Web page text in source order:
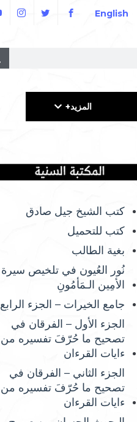
English
المزيد+
كتب الشيخ جيل صادق
كتب للتحميل
بغية الطالب
نُور العُيون في تلخيص سيرة
الأمِين الـمَأمُونِ
جامع الخيرات – الجزء الرابع
الجزء الأول – الفرقان في
تصحيح ما حُرّفَ تفسيره من
ءايات القرءان
الجزء الثاني – الفرقان في
تصحيح ما حُرّفَ تفسيره من
ءايات القرءان